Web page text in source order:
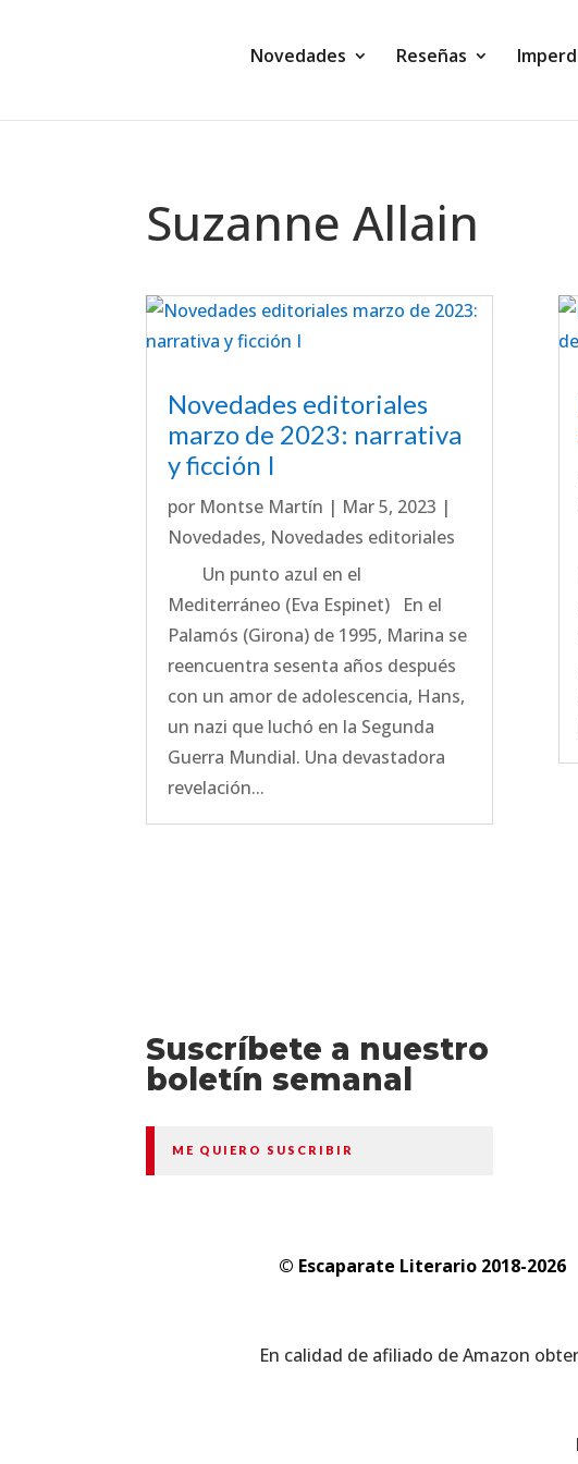
Novedades Reseñas
Suzanne Allain
Novedades editoriales
marzo de 2023: narrativa
y ficción I
por Montse Martín | Mar 5, 2023 |
Novedades, Novedades editoriales
Un punto azul en el
Mediterráneo (Eva Espinet) En el
Palamós (Girona) de 1995, Marina se
reencuentra sesenta años después
con un amor de adolescencia, Hans,
un nazi que luchó en la Segunda
Guerra Mundial. Una devastadora
revelación...
Suscríbete a nuestro
boletín semanal
ME QUIERO SUSCRIBIR
© Escaparate Literario 2018-2026
En calidad de afiliado de Amazon